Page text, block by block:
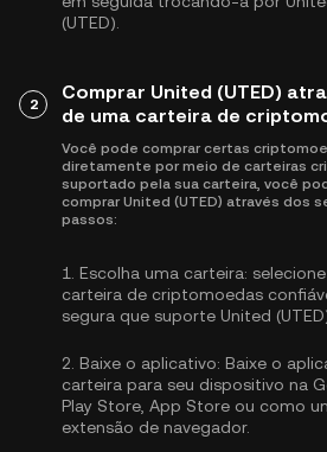
(UTED).
2
Comprar United (UTED)
de uma carteira de
Você pode comprar certas
diretamente por meio de carteiras
suportado pela sua carteira, você
comprar United (UTED) através dos
passos:
1. Escolha uma carteira:
carteira de criptomoedas
segura que suporte United
2. Baixe o aplicativo: Baixe o
carteira para seu dispositivo na
Play Store, App Store ou como
extensão de navegador.